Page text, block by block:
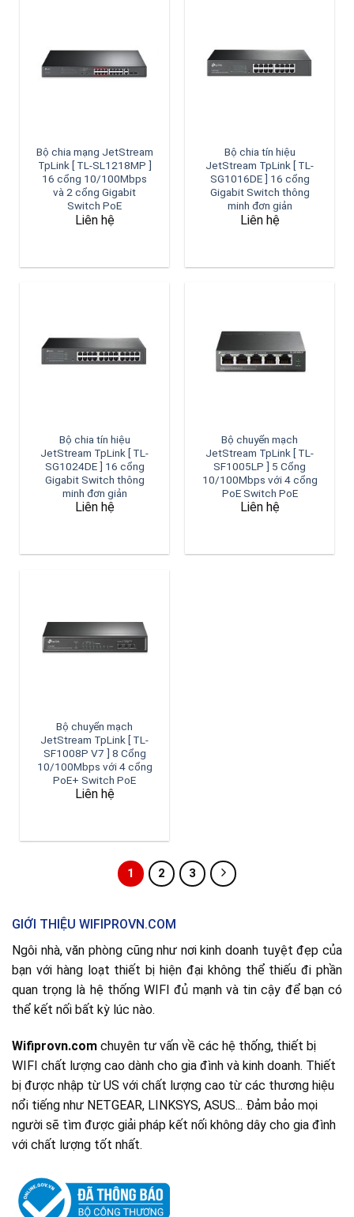
Bộ chia mạng JetStream
TpLink [ TL-SL1218MP ]
16 cổng 10/100Mbps
và 2 cổng Gigabit
Switch PoE
Liên hệ
Bộ chia tín hiệu
JetStream TpLink [ TL-
SG1016DE ] 16 cổng
Gigabit Switch thông
minh đơn giản
Liên hệ
Bộ chia tín hiệu
JetStream TpLink [ TL-
SG1024DE ] 16 cổng
Gigabit Switch thông
minh đơn giản
Liên hệ
Bộ chuyển mạch
JetStream TpLink [ TL-
SF1005LP ] 5 Cổng
10/100Mbps với 4 cổng
PoE Switch PoE
Liên hệ
Bộ chuyển mạch
JetStream TpLink [ TL-
SF1008P V7 ] 8 Cổng
10/100Mbps với 4 cổng
PoE+ Switch PoE
Liên hệ
1 2 3
GIỚI THIỆU WIFIPROVN.COM
Ngôi nhà, văn phòng cũng như nơi kinh doanh tuyệt đẹp của
bạn với hàng loạt thiết bị hiện đại không thể thiếu đi phần
quan trọng là hệ thống WIFI đủ mạnh và tin cậy để bạn có
thể kết nối bất kỳ lúc nào.
Wifiprovn.com chuyên tư vấn về các hệ thống, thiết bị
WIFI chất lượng cao dành cho gia đình và kinh doanh. Thiết
bị được nhập từ US với chất lượng cao từ các thương hiệu
nổi tiếng như NETGEAR, LINKSYS, ASUS... Đảm bảo mọi
người sẽ tìm được giải pháp kết nối không dây cho gia đình
với chất lượng tốt nhất.